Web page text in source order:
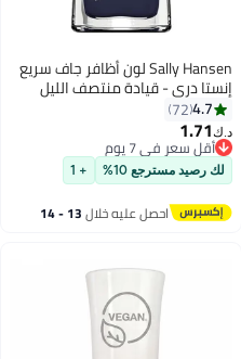
8
Sally Hansen لون أظافر جاف سريع
إنستا دري - قيادة منتصف الليل
4.7
72
د.ك‏1.71
أقل سعر في 7 يوم
أقل سعر في 7 يوم
لك رصيد مسترجع 10% + 1
احصل عليه خلال 13 - 14
اغسطس